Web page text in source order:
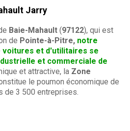
Jarry
Baie-Mahault (97122), qui est
de Pointe-à-Pitre, notre
voitures et d'utilitaires se
et commerciale de
et attractive, la Zone
le poumon économique de
de 3 500 entreprises.